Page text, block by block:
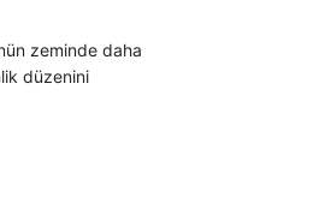
zeminde daha
düzenini